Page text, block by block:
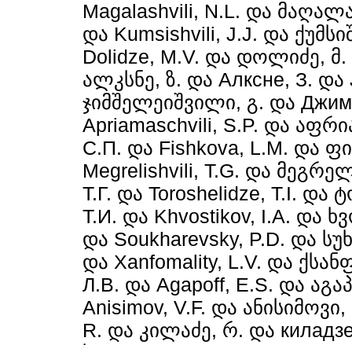
Magalashvili, N.L. და
და Kumsishvili, J.J. და
Dolidze, M.V. და დოლიძე, მ.
ალკსნე, ზ. და Алксне, З. და
ჯიმშელეიშვილი, გ. და
Apriamaschvili, S.P. და
С.П. და Fishkova, L.M. და
Megrelishvili, T.G. და
Т.Г. და Toroshelidze, T.I. და
Т.И. და Khvostikov, I.A. და
და Soukharevsky, P.D. და
და Xanfomality, L.V. და
Л.В. და Agapoff, E.S. და
Anisimov, V.F. და
R. და კილაძე, რ. და